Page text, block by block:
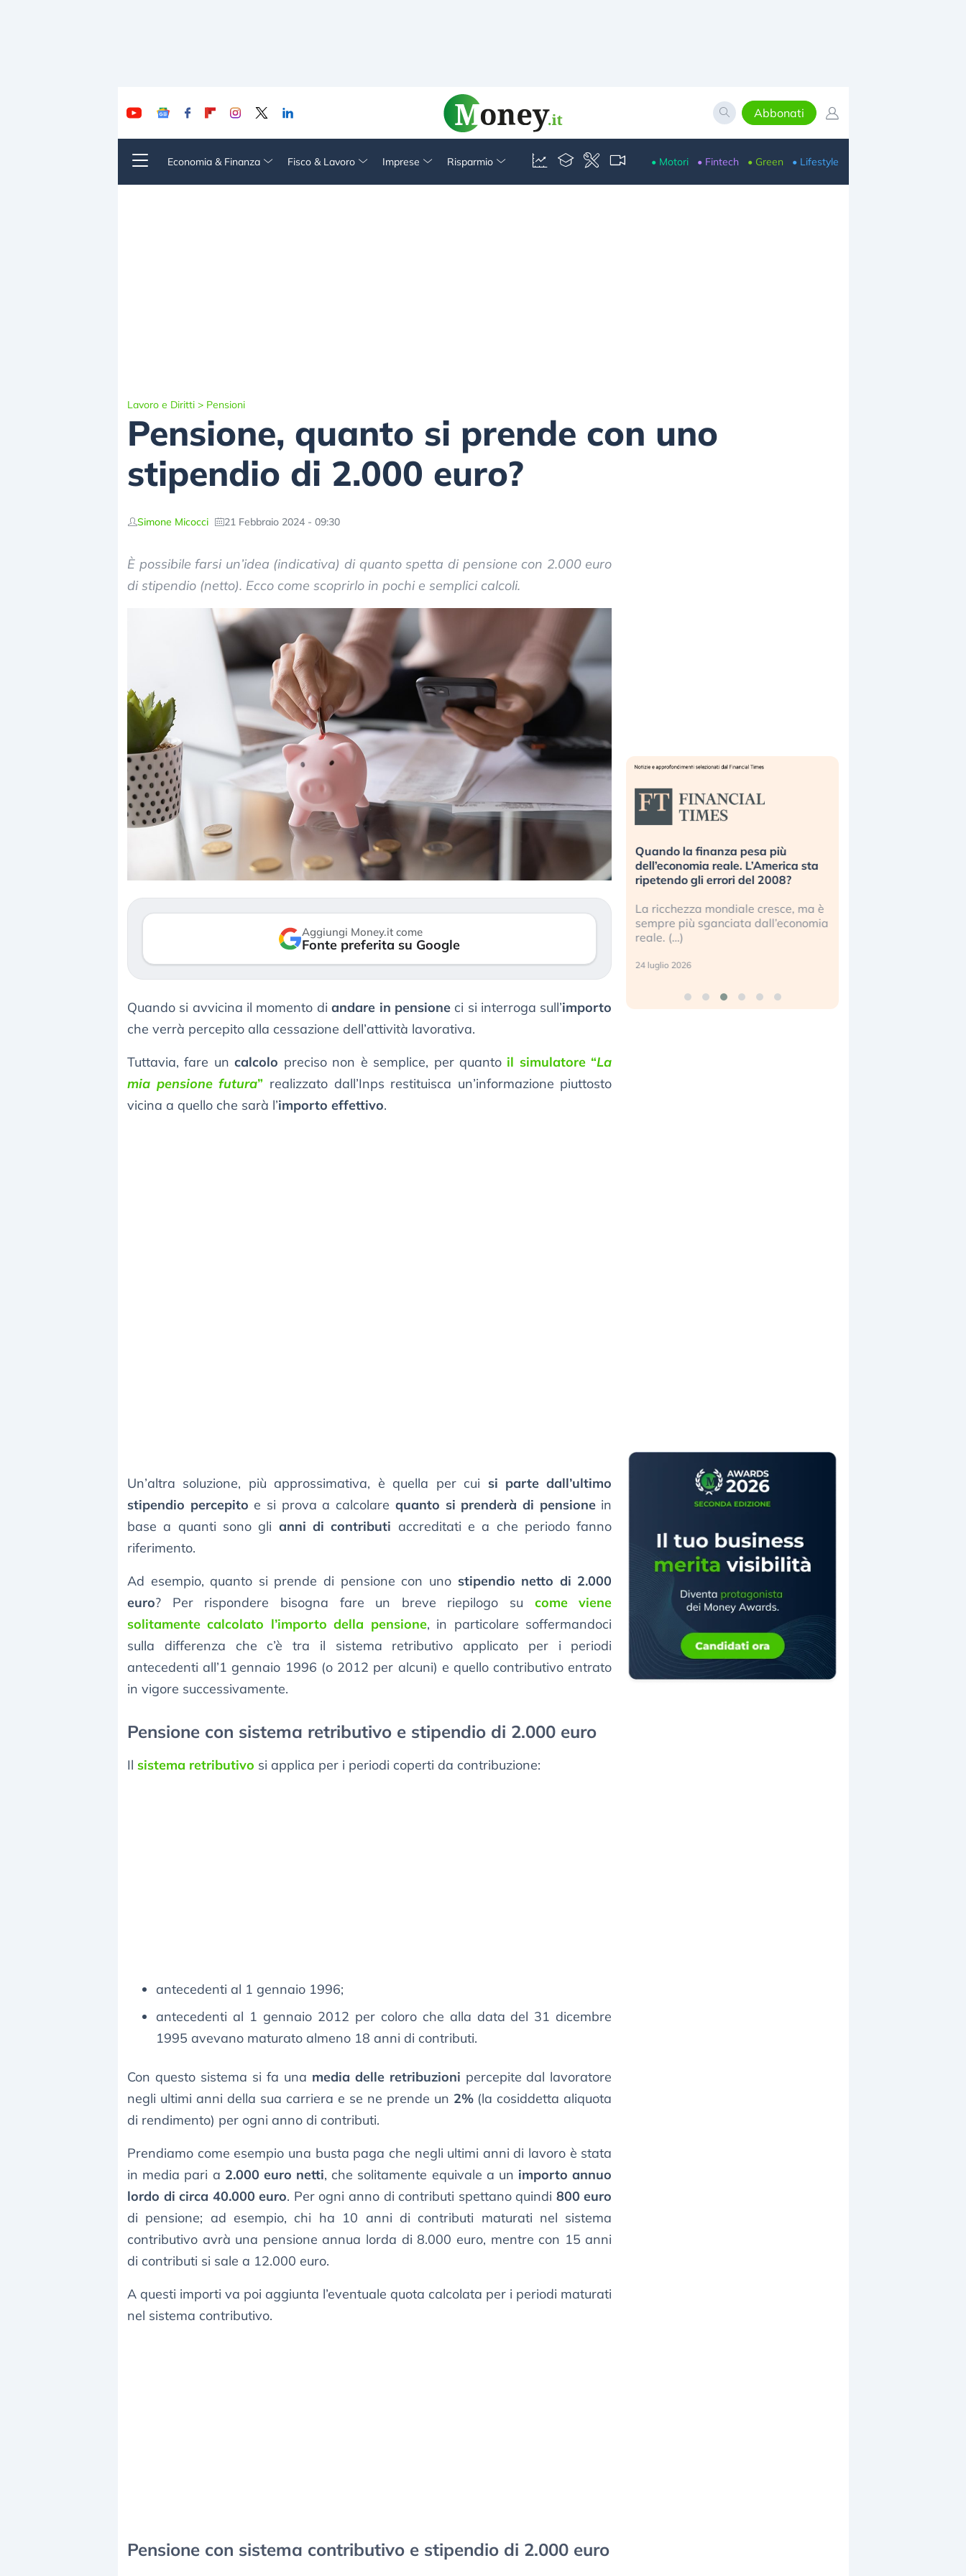
Abbonati
Economia & Finanza Fisco & Lavoro Imprese Risparmio • Motori • Fintech • Green • Lifestyle
Lavoro e Diritti > Pensioni
Pensione, quanto si prende con uno
stipendio di 2.000 euro?
Simone Micocci 21 Febbraio 2024 - 09:30
È possibile farsi un’idea (indicativa) di quanto spetta di pensione con 2.000 euro
di stipendio (netto). Ecco come scoprirlo in pochi e semplici calcoli.
Aggiungi Money.it come
Fonte preferita su Google
Quando si avvicina il momento diandare in pensioneci si interroga sull’importo
che verrà percepito alla cessazione dell’attività lavorativa.
Tuttavia, fare uncalcolo preciso non è semplice, per quanto il simulatore “La
mia pensione futura” realizzato dall’Inps restituisca un’informazione piuttosto
vicina a quello che sarà l’importo effettivo.
Un’altra soluzione, più approssimativa, è quella per cui si parte dall’ultimo
stipendio percepito e si prova a calcolare quanto si prenderà di pensionein
base a quanti sono gli anni di contributi accreditati e a che periodo fanno
riferimento.
Ad esempio, quanto si prende di pensione con uno stipendio netto di 2.000
euro? Per rispondere bisogna fare un breve riepilogo su come viene
solitamente calcolato l’importo della pensione, in particolare soffermandoci
sulla differenza che c’è tra il sistema retributivo applicato per i periodi
antecedenti all’1 gennaio 1996 (o 2012 per alcuni) e quello contributivo entrato
in vigore successivamente.
Pensione con sistema retributivo e stipendio di 2.000 euro
Il sistema retributivo si applica per i periodi coperti da contribuzione:
antecedenti al 1 gennaio 1996;
antecedenti al 1 gennaio 2012 per coloro che alla data del 31 dicembre
1995 avevano maturato almeno 18 anni di contributi.
Con questo sistema si fa una media delle retribuzioni percepite dal lavoratore
negli ultimi anni della sua carriera e se ne prende un 2%(la cosiddetta aliquota
di rendimento) per ogni anno di contributi.
Prendiamo come esempio una busta paga che negli ultimi anni di lavoro è stata
in media pari a 2.000 euro netti, che solitamente equivale a un importo annuo
lordo di circa 40.000 euro. Per ogni anno di contributi spettano quindi 800 euro
di pensione; ad esempio, chi ha 10 anni di contributi maturati nel sistema
contributivo avrà una pensione annua lorda di 8.000 euro, mentre con 15 anni
di contributi si sale a 12.000 euro.
A questi importi va poi aggiunta l’eventuale quota calcolata per i periodi maturati
nel sistema contributivo.
Pensione con sistema contributivo e stipendio di 2.000 euro
Dalle valutazioni estreme alla
correzione. Cosa sta guidando il
repricing degli asset?
3 agosto 2026
«La mia vita è rovinata». Investitori
in preda al panico dopo lo scoppio
della bolla AI
Kospi, mentre gli investitori retail (…)
30 luglio 2026
Quando la finanza pesa più
dell’economia reale. L’America sta
ripetendo gli errori del 2008?
La ricchezza mondiale cresce, ma è
sempre più sganciata dall’economia
reale. (…)
24 luglio 2026